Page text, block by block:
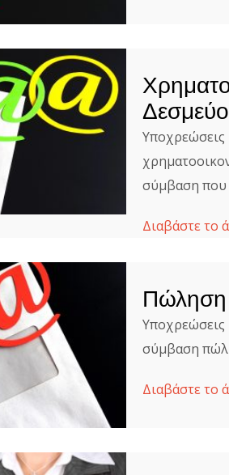
σύμβαση που
Διαβάστε το
Πώληση
Υποχρεώσεις
σύμβαση
Διαβάστε το